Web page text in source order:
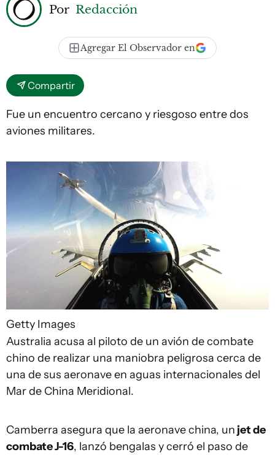
Por Redacción
Agregar El Observador en
Compartir
Fue un encuentro cercano y riesgoso entre dos
aviones militares.
Getty Images
Australia acusa al piloto de un avión de combate
chino de realizar una maniobra peligrosa cerca de
una de sus aeronave en aguas internacionales del
Mar de China Meridional.
Camberra asegura que la aeronave china, un jet de
combate J-16, lanzó bengalas y cerró el paso de